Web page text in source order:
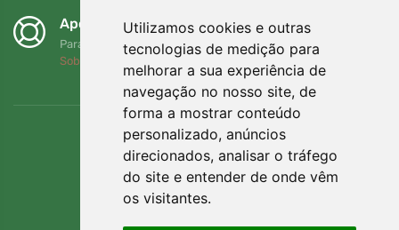
Utilizamos cookies e outras
tecnologias de medição para
melhorar a sua experiência de
navegação no nosso site, de
forma a mostrar conteúdo
personalizado, anúncios
direcionados, analisar o tráfego
do site e entender de onde vêm
os visitantes.
Apoiamos a Trees.org
Para cada encomenda plantamos uma árvore! Leia mais
Sobre nós